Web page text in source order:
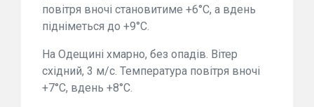
повітря вночі становитиме +6°С, а вдень
підніметься до +9°С.
На Одещині хмарно, без опадів. Вітер
східний, 3 м/с. Температура повітря вночі
+7°С, вдень +8°С.